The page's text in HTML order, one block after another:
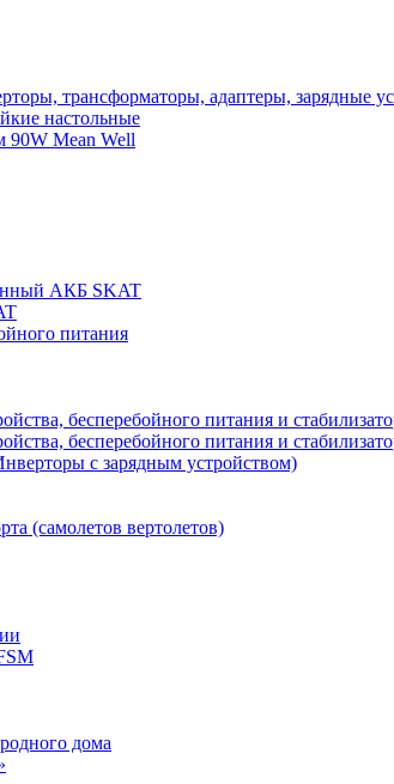
трансформаторы, адаптеры, зарядные
настольные
90W Mean Well
АКБ SKAT
питания
бесперебойного питания и
бесперебойного питания и
с зарядным устройством)
(самолетов вертолетов)
дома